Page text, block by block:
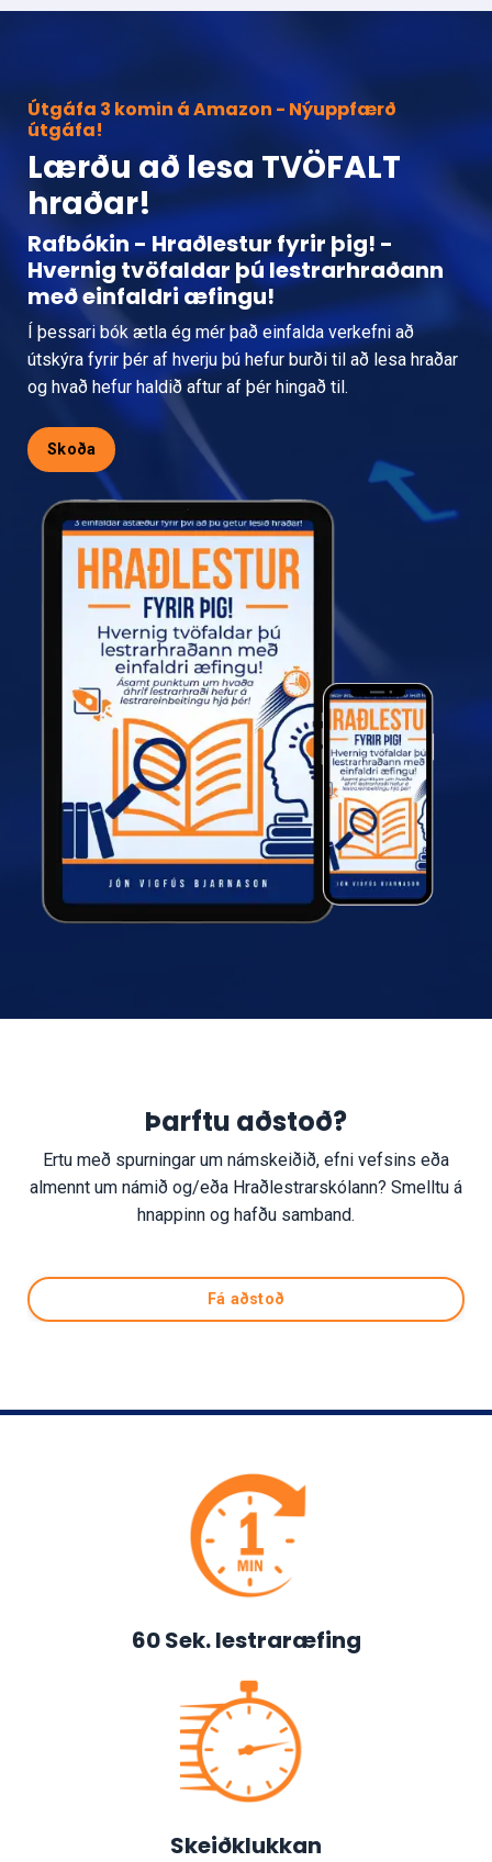
Útgáfa 3 komin á Amazon - Nýuppfærð
útgáfa!
Lærðu að lesa TVÖFALT
hraðar!
Rafbókin - Hraðlestur fyrir þig! -
Hvernig tvöfaldar þú lestrarhraðann
með einfaldri æfingu!
Í þessari bók ætla ég mér það einfalda verkefni að
útskýra fyrir þér af hverju þú hefur burði til að lesa hraðar
og hvað hefur haldið aftur af þér hingað til.
Skoða
Þarftu aðstoð?
Ertu með spurningar um námskeiðið, efni vefsins eða
almennt um námið og/eða Hraðlestrarskólann? Smelltu á
hnappinn og hafðu samband.
Fá aðstoð
60 Sek. lestraræfing
Skeiðklukkan